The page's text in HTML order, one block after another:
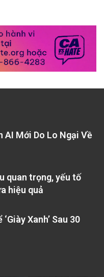
AI Mới Do Lo Ngại Về
quan trọng, yếu tố
hiệu quả
Xanh’ Sau 30